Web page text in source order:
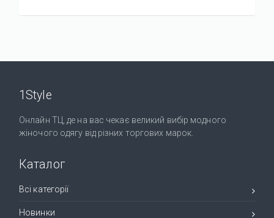
1Style
Онлайн ТЦ, де на вас чекає великий вибір модного
жіночого одягу від різних торгових марок.
Каталог
Всі категорії
Новинки